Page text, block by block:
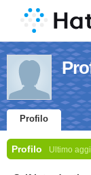
Profilo
Profilo Ultimo